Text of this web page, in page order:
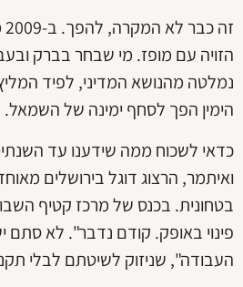
הזויה עם מופז. מי שבחר בברק
נמלטה מהנושא המדיני, לפיד
הימין הפך לסחף ימינה של השמאל.
כדאי לשכוח ממה שידענו עד
ואיתמר, הרצוג דוגל בירושלים
בטחונית. בכנס של מרכז קטיף
פינוי באופק. קודם נדבר". לא
העבודה", שניזוק לשיטתם לבלי